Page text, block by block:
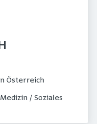
Österreich
/ Soziales